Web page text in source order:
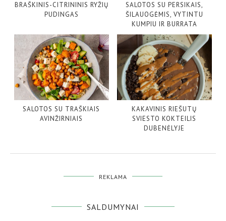
BRAŠKINIS-CITRININIS RYŽIŲ
PUDINGAS
SALOTOS SU PERSIKAIS,
ŠILAUOGĖMIS, VYTINTU
KUMPIU IR BURRATA
SALOTOS SU TRAŠKIAIS
AVINŽIRNIAIS
KAKAVINIS RIEŠUTŲ
SVIESTO KOKTEILIS
DUBENĖLYJE
REKLAMA
SALDUMYNAI